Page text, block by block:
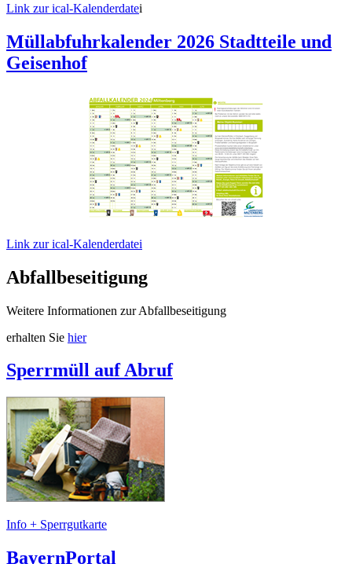
Link zur ical-Kalenderdatei
Müllabfuhrkalender 2026 Stadtteile und
Geisenhof
Link zur ical-Kalenderdatei
Abfallbeseitigung
Weitere Informationen zur Abfallbeseitigung
erhalten Sie hier
Sperrmüll auf Abruf
Info + Sperrgutkarte
BayernPortal